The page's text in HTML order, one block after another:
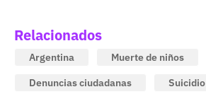
Relacionados
Argentina
Muerte de niños
Denuncias ciudadanas
Suicidio